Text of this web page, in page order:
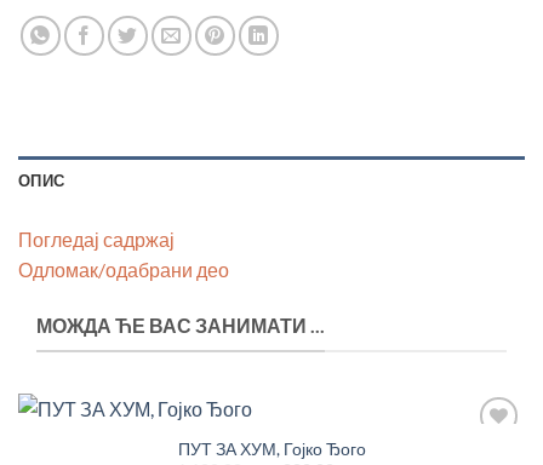
ОПИС
Погледај садржај
Одломак/одабрани део
МОЖДА ЋЕ ВАС ЗАНИМАТИ ...
ПУТ ЗА ХУМ, Гојко Ђого